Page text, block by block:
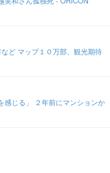
ど マップ１０万部、観光期待
感じる」 ２年前にマンションか